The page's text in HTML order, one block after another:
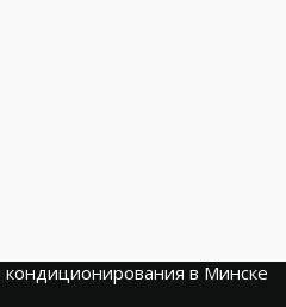
кондиционирования в Минске